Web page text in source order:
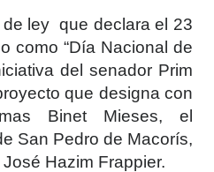
ley que declara el 23
como “Día Nacional de
del senador Prim
que designa con
Binet Mieses, el
San Pedro de Macorís,
Hazim Frappier.